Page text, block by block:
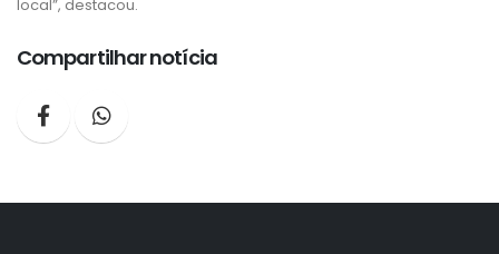
local”, destacou.
Compartilhar notícia